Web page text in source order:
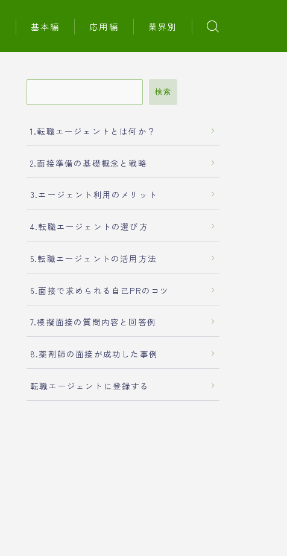
基本編 応用編 業界別
検索
1.転職エージェントとは何か？
2.面接準備の基礎概念と戦略
3.エージェント利用のメリット
4.転職エージェントの選び方
5.転職エージェントの活用方法
6.面接で求められる自己PRのコツ
7.模擬面接の質問内容と回答例
8.薬剤師の面接が成功した事例
転職エージェントに登録する